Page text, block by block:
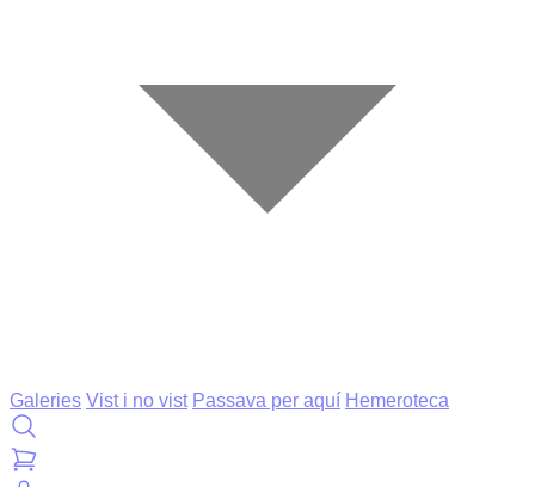
Galeries Vist i no vist Passava per aquí Hemeroteca